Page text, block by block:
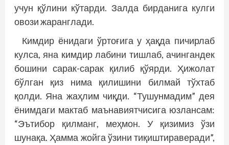
учун қўлини кўтарди. Залда бирданига кулги
овози жаранг­лади.
Кимдир ёнидаги ўртоғига у ҳақда пичирлаб
кулса, яна кимдир лабини тишлаб, ачингандек
бошини сарак-сарак қилиб қўярди. Ҳижолат
бўлган қиз нима қилишини билмай тўхтаб
қолди. Яна жаҳлим чиқди. “Тушунмадим” дея
ёнимдаги мактаб маънавиятчисига юзлансам:
“Эътибор қилманг, меҳмон. У қизимиз ўзи
шунақа. Ҳамма жойга ўзини тиқиштираверади”,